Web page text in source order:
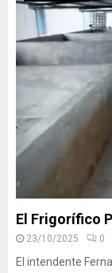
El Frigorífico
23/10/2025 0
El intendente